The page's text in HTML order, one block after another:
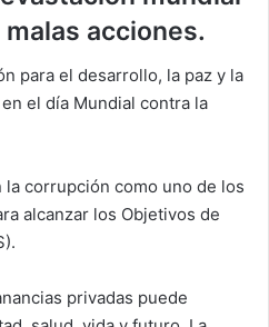
acciones.
para el desarrollo, la paz y la
el día Mundial contra la
la corrupción como uno de los
alcanzar los Objetivos de
privadas puede